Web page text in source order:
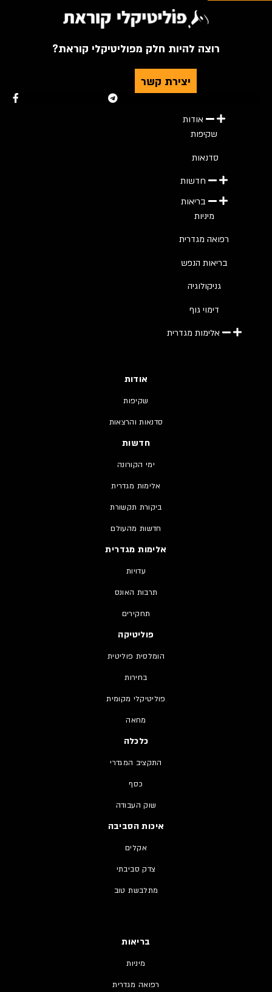
רוצה להיות חלק מפוליטיקלי קוראת?
יצירת קשר
אודות
שקיפות
סדנאות
חדשות
בריאות
מיניות
רפואה מגדרית
בריאות הנפש
גניקולוגיה
דימוי גוף
אלימות מגדרית
אודות
שקיפות
סדנאות והרצאות
חדשות
ימי הקורונה
אלימות מגדרית
ביקורת תקשורת
חדשות מהעולם
אלימות מגדרית
עדויות
תרבות האונס
תחקירים
פוליטיקה
הומלסית פוליטית
בחירות
פוליטיקלי מקומית
מחאה
כלכלה
התקציב המגדרי
כסף
שוק העבודה
איכות הסביבה
אקלים
צדק סביבתי
מתלבשת טוב
בריאות
מיניות
רפואה מגדרית